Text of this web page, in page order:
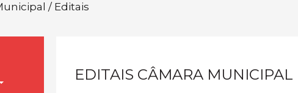
/ Editais
EDITAIS CÂMARA MUNICIPAL